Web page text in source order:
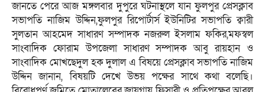
জানতে পেরে আজ মঙ্গলবার দুপুরে ঘটনাস্থলে যান ফুলপুর প্রেসক্লাব
সভাপতি নাজিম উদ্দিন,ফুলপুর রিপোর্টার্স ইউনিটির সভাপতি ক্বারী
সুলতান আহমেদ সাধারণ সম্পাদক নজরুল ইসলাম ফকির,মফস্বল
সাংবাদিক ফোরাম উপজেলা সাধারণ সম্পাদক আবু রায়হান ও
সাংবাদিক মোখছেদুল হক দুলাল এ বিষয়ে প্রেসক্লাব সভাপতি নাজিম
উদ্দিন জানান, বিষয়টি দেখে উভয় পক্ষের সাথে কথা বলেছি।